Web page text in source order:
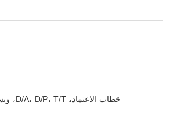
خطاب الاعتماد، D/A، D/P، T/T، ويسترن يونيون، موني جرام